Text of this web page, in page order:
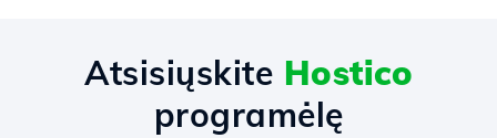
Atsisiųskite Hostico
programėlę